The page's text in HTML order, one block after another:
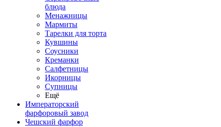
блюда
Менажницы
Мармиты
Тарелки для торта
Кувшины
Соусники
Креманки
Салфетницы
Икорницы
Супницы
Ещё
Императорский
фарфоровый завод
Чешский фарфор